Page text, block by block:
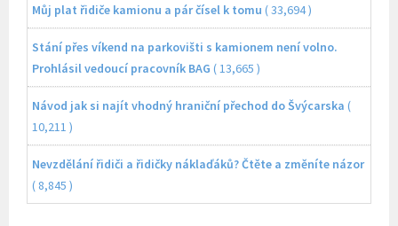
Můj plat řidiče kamionu a pár čísel k tomu ( 33,694 )
Stání přes víkend na parkovišti s kamionem není volno.
Prohlásil vedoucí pracovník BAG ( 13,665 )
Návod jak si najít vhodný hraniční přechod do Švýcarska (
10,211 )
Nevzdělání řidiči a řidičky náklaďáků? Čtěte a změníte názor
( 8,845 )